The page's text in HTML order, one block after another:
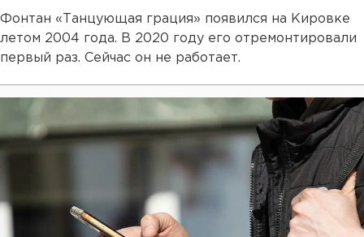
Фонтан «Танцующая грация» появился на Кировке
летом 2004 года. В 2020 году его отремонтировали
первый раз. Сейчас он не работает.